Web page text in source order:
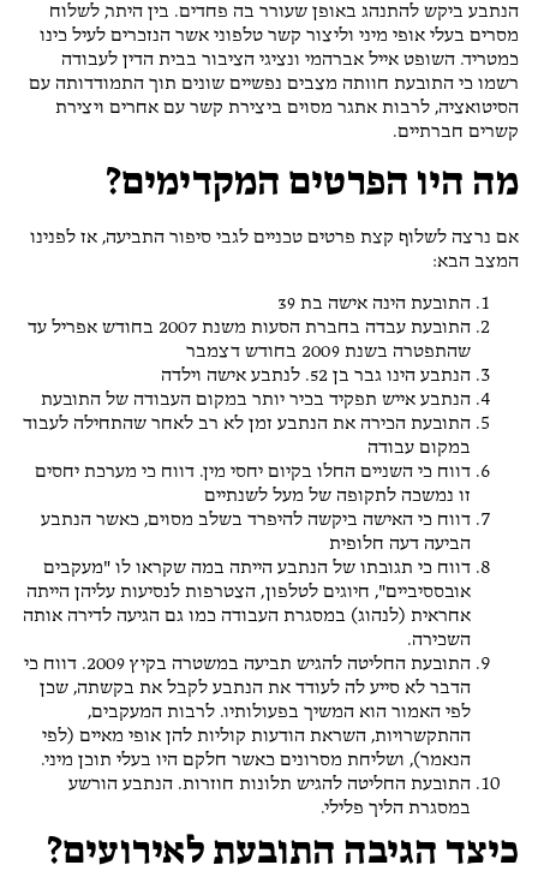
הנתבע ביקש להתנהג באופן שעורר בה פחדים. בין היתר, לשלוח
מסרים בעלי אופי מיני וליצור קשר טלפוני אשר הנזכרים לעיל כינו
כמטריד. השופט אייל אברהמי ונציגי הציבור בבית הדין לעבודה
רשמו כי התובעת חוותה מצבים נפשיים שונים תוך התמודדותה עם
הסיטואציה, לרבות אתגר מסוים ביצירת קשר עם אחרים ויצירת
קשרים חברתיים.
מה היו הפרטים המקדימים?
אם נרצה לשלוף קצת פרטים טכניים לגבי סיפור התביעה, אז לפנינו
המצב הבא:
התובעת הינה אישה בת 39
התובעת עבדה בחברת הסעות משנת 2007 בחודש אפריל עד
שהתפטרה בשנת 2009 בחודש דצמבר
הנתבע הינו גבר בן 52. לנתבע אישה וילדה
הנתבע אייש תפקיד בכיר יותר במקום העבודה של התובעת
התובעת הכירה את הנתבע זמן לא רב לאחר שהתחילה לעבוד
במקום עבודה
דווח כי השניים החלו בקיום יחסי מין. דווח כי מערכת יחסים
זו נמשכה לתקופה של מעל לשנתיים
דווח כי האישה ביקשה להיפרד בשלב מסוים, כאשר הנתבע
הביעה דעה חלופית
דווח כי תגובתו של הנתבע הייתה במה שקראו לו "מעקבים
אובססיביים", חיוגים לטלפון, הצטרפות לנסיעות עליהן הייתה
אחראית (לנהוג) במסגרת העבודה כמו גם הגיעה לדירה אותה
השכירה.
התובעת החליטה להגיש תביעה במשטרה בקיץ 2009. דווח כי
הדבר לא סייע לה לעודד את הנתבע לקבל את בקשתה, שכן
לפי האמור הוא המשיך בפעולותיו. לרבות המעקבים,
ההתקשרויות, השראת הודעות קוליות להן אופי מאיים (לפי
הנאמר), ושליחת מסרונים כאשר חלקם היו בעלי תוכן מיני.
התובעת החליטה להגיש תלונות חוזרות. הנתבע הורשע
במסגרת הליך פלילי.
כיצד הגיבה התובעת לאירועים?